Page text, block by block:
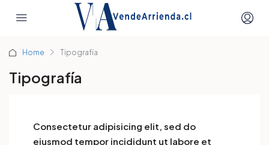
Home Tipografía
Tipografía
Consectetur adipisicing elit, sed do
eiusmod tempor incididunt ut labore et